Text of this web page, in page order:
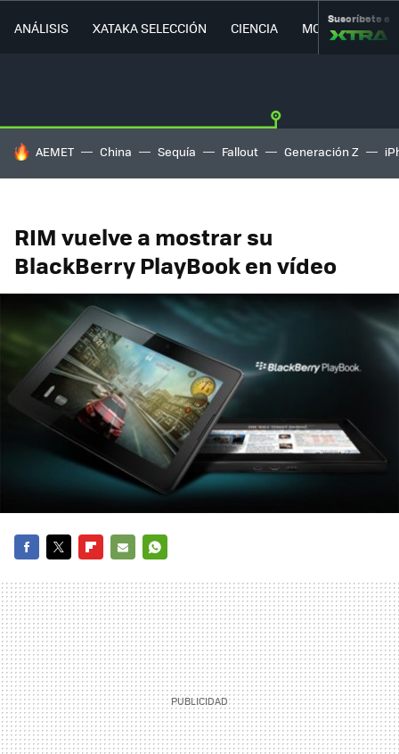
ANÁLISIS XATAKA SELECCIÓN CIENCIA MOVILIDAD
Suscríbete a
HOY SE HABLA DE
AEMET China Sequía Fallout Generación Z
RIM vuelve a mostrar su
BlackBerry PlayBook en vídeo
MAIL